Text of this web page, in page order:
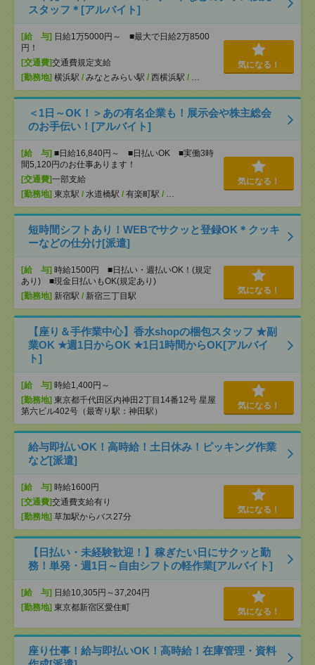
スタッフ＊[アルバイト]
[給 与] 日給1万5000円～ ■最大で日給2万8500
円！
[交通費]交通費規定支給
[勤務地] 横浜駅 / みなとみらい駅 / 西横浜駅 / …
気になる！
＜1日～OK！＞あの有名企業も！展示会や株主総会
のお手伝い！[アルバイト]
[給 与] ■日給16,840円～ ■日払いOK ■実働3時
間5,120円のお仕事あります！
[交通費]一部支給
[勤務地] 東京駅 / 水道橋駅 / 有楽町駅 / …
気になる！
短時間シフトあり！WEBでサクッと登録OK＊クッキ
ーなどの仕分け[派遣]
[給 与] 時給1500円 ■日払い・週払いOK！(規定
あり) ■現金日払いもOK(規定あり)
[勤務地] 新宿駅 / 新宿三丁目駅
気になる！
【座り＆手作業中心】香水shopの梱包スタッフ ★副
業OK ★週1日からOK ★1日1時間からOK[アルバイ
ト]
[給 与] 時給1,400円～
[勤務地] 東京都千代田区内神田2丁目14番12号 星屋
第六ビル402号（最寄り駅：神田駅）
気になる！
給与即払いOK！高時給！土日休み！ピッキング作業
など[派遣]
[給 与] 時給1600円
[交通費]交通費支給有り
[勤務地] 草加駅からバス27分
気になる！
【日払い・未経験歓迎！】稼ぎたい日にサクッと勤
務！単発・週1日～自由シフトの軽作業[アルバイト]
[給 与] 日給10,305円～37,204円
[勤務地] 東京都新宿区愛住町 気になる！
座り仕事！給与即払いOK！高時給！在庫管理・資料